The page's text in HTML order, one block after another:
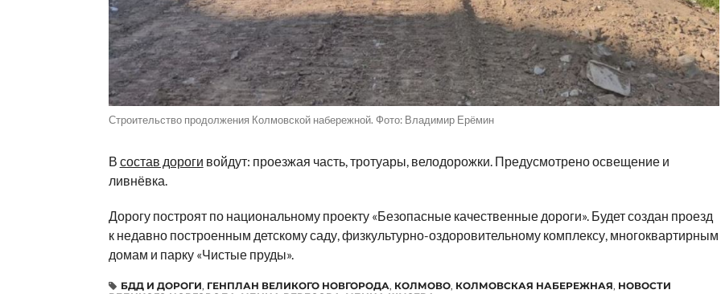
Строительство продолжения Колмовской набережной. Фото: Владимир Ерёмин
В состав дороги войдут: проезжая часть, тротуары, велодорожки. Предусмотрено освещение и
ливнёвка.
Дорогу построят по национальному проекту «Безопасные качественные дороги». Будет создан проезд
к недавно построенным детскому саду, физкультурно-оздоровительному комплексу, многоквартирным
домам и парку «Чистые пруды».
БДД И ДОРОГИ, ГЕНПЛАН ВЕЛИКОГО НОВГОРОДА, КОЛМОВО, КОЛМОВСКАЯ НАБЕРЕЖНАЯ, НОВОСТИ